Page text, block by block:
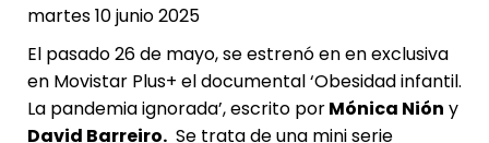
martes 10 junio 2025
El pasado 26 de mayo, se estrenó en en exclusiva
en Movistar Plus+ el documental ‘Obesidad infantil.
La pandemia ignorada’, escrito porMónica Nión y
David Barreiro.Se trata de una mini serie